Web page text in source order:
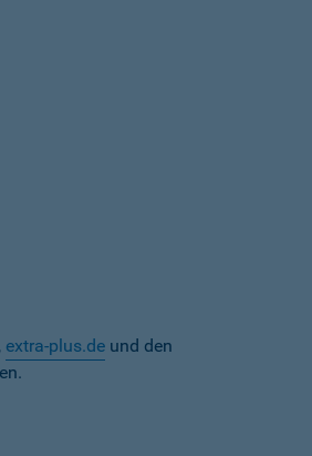
, extra-plus.de und den